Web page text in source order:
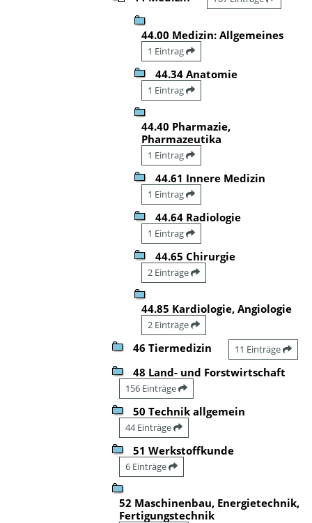
44.00 Medizin: Allgemeines
1 Eintrag
44.34 Anatomie
1 Eintrag
44.40 Pharmazie,
Pharmazeutika
1 Eintrag
44.61 Innere Medizin
1 Eintrag
44.64 Radiologie
1 Eintrag
44.65 Chirurgie
2 Einträge
44.85 Kardiologie, Angiologie
2 Einträge
46 Tiermedizin 11 Einträge
48 Land- und Forstwirtschaft
156 Einträge
50 Technik allgemein
44 Einträge
51 Werkstoffkunde
6 Einträge
52 Maschinenbau, Energietechnik,
Fertigungstechnik